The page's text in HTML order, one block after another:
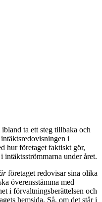
ta ett steg tillbaka och
i
hur företaget faktiskt gör,
intäktsströmmarna under året.
företaget redovisar sina olika
överensstämma med
i förvaltningsberättelsen och
hemsida. Så, om det står i